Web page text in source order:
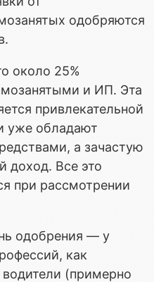
одобряются
около 25%
и ИП. Эта
привлекательной
уже обладают
а зачастую
доход. Все это
при рассмотрении
одобрения — у
как
(примерно